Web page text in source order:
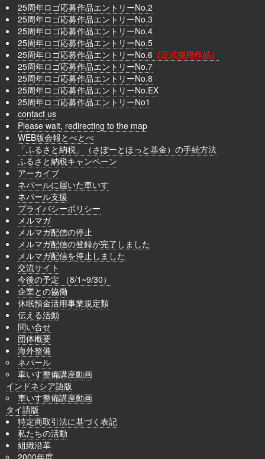
25周年ロゴ応募作品エントリーNo.2
25周年ロゴ応募作品エントリーNo.3
25周年ロゴ応募作品エントリーNo.4
25周年ロゴ応募作品エントリーNo.5
25周年ロゴ応募作品エントリーNo.6 （正式採用作品）
25周年ロゴ応募作品エントリーNo.7
25周年ロゴ応募作品エントリーNo.8
25周年ロゴ応募作品エントリーNo.EX
25周年ロゴ応募作品エントリーNo1
contact us
Please wait, redirecting to the map
WEB版会報とべとべ
「ふるさと納税」（さぽーとほっと基金）の手続方法
ふるさと納税キャンペーン
アーカイブ
ネパールに届いた車いす
ネパール支援
プライバシーポリシー
メルマガ
メルマガ配信の停止
メルマガ配信の登録が完了しました
メルマガ配信を停止しました
交流サイト
今後の予定 （8/1~9/30）
企業との協働
休眠預金活用事業規定類
伝える活動
問い合せ
団体概要
海外整備
ネパール
車いす整備講座動画
インドネシア語版
車いす整備講座動画
タイ語版
特定商取引法に基づく表記
私たちの活動
組織沿革
2000年度